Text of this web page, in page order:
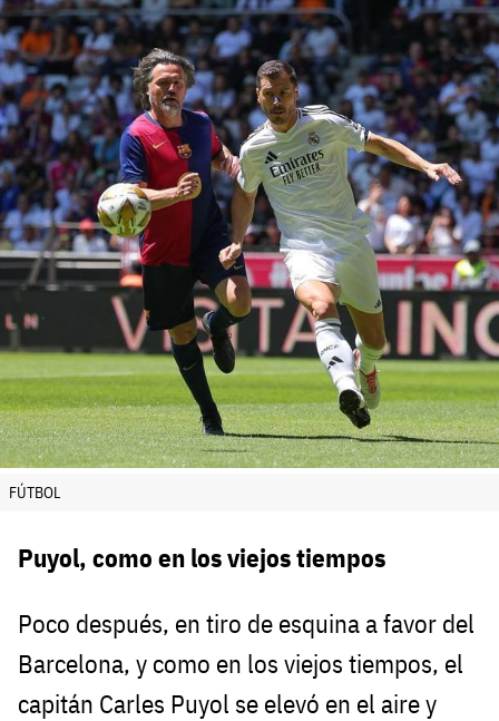
FÚTBOL
Puyol, como en los viejos tiempos
Poco después, en tiro de esquina a favor del
Barcelona, y como en los viejos tiempos, el
capitán Carles Puyol se elevó en el aire y